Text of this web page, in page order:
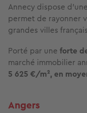
Annecy dispose d’une
permet de rayonner
grandes villes
Porté par une forte
marché immobilier
5 625 €/m², en
Angers